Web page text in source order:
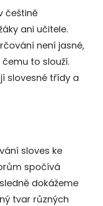
češtině
ani učitele.
není jasné,
to slouží.
slovesné třídy a
sloves ke
spočívá
dokážeme
tvar různých